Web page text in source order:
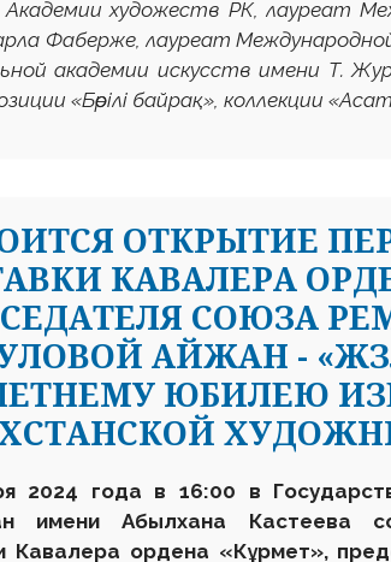
Академии художеств РК, лауреат
Фаберже, лауреат
академии искусств имени Т.
«Бөрілі байрақ», коллекции
ОТКРЫТИЕ
КАВАЛЕРА
СОЮЗА
АЙЖАН -
ЮБИЛЕЮ
2024 года в 16:00 в
имени Абылхана Кастеева
Кавалера ордена «Кұрмет»,